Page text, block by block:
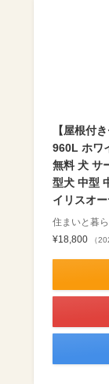
【屋根付
960L ホワ
無料 犬 サ
型犬 中型
イリスオ
住まいと暮
¥18,800
（